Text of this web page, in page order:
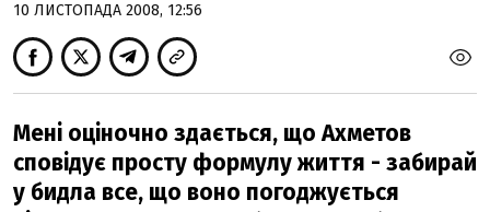
10 ЛИСТОПАДА 2008, 12:56
Мені оціночно здається, що Ахметов
сповідує просту формулу життя - забирай
у бидла все, що воно погоджується